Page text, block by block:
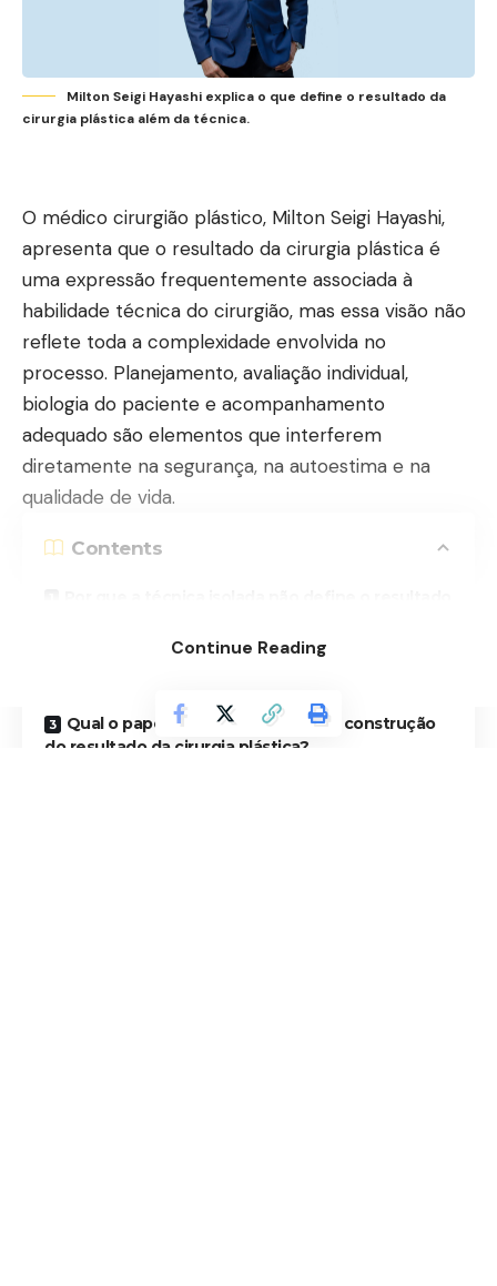
Milton Seigi Hayashi explica o que define o resultado da
cirurgia plástica além da técnica.
O médico cirurgião plástico, Milton Seigi Hayashi,
apresenta que o resultado da cirurgia plástica é
uma expressão frequentemente associada à
habilidade técnica do cirurgião, mas essa visão não
reflete toda a complexidade envolvida no
processo. Planejamento, avaliação individual,
biologia do paciente e acompanhamento
adequado são elementos que interferem
diretamente na segurança, na autoestima e na
qualidade de vida.
Contents
Como o planejamento influencia o resultado da
Qual o papel do pós-operatório na construção
do resultado da cirurgia plástica?
Continue Reading